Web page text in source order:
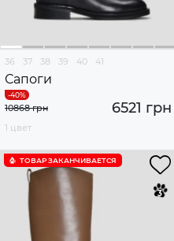
36 37 38 39 40 41
Сапоги
6521 грн
10868 грн
1 цвет
ТОВАР ЗАКАНЧИВАЕТСЯ